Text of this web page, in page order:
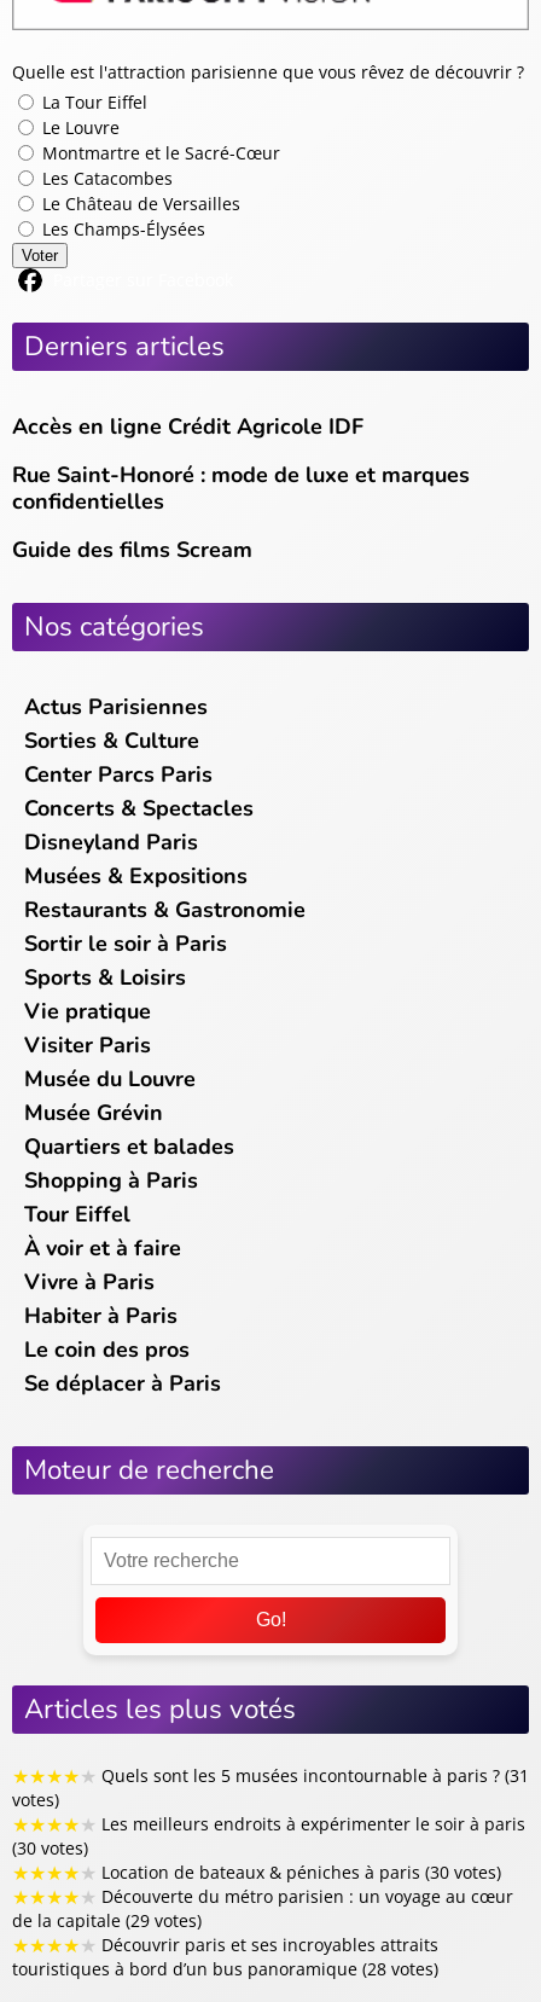
Quelle est l'attraction parisienne que vous rêvez de découvrir ?
La Tour Eiffel
Le Louvre
Montmartre et le Sacré-Cœur
Les Catacombes
Le Château de Versailles
Les Champs-Élysées
Voter
Derniers articles
Accès en ligne Crédit Agricole IDF
Rue Saint-Honoré : mode de luxe et marques
confidentielles
Guide des films Scream
Nos catégories
Actus Parisiennes
Sorties & Culture
Center Parcs Paris
Concerts & Spectacles
Disneyland Paris
Musées & Expositions
Restaurants & Gastronomie
Sortir le soir à Paris
Sports & Loisirs
Vie pratique
Visiter Paris
Musée du Louvre
Musée Grévin
Quartiers et balades
Shopping à Paris
Tour Eiffel
À voir et à faire
Vivre à Paris
Habiter à Paris
Le coin des pros
Se déplacer à Paris
Moteur de recherche
Go!
Articles les plus votés
★★★★★ Quels sont les 5 musées incontournable à paris ? (31
votes)
★★★★★ Les meilleurs endroits à expérimenter le soir à paris
(30 votes)
★★★★★ Location de bateaux & péniches à paris (30 votes)
★★★★★ Découverte du métro parisien : un voyage au cœur
de la capitale (29 votes)
★★★★★ Découvrir paris et ses incroyables attraits
touristiques à bord d’un bus panoramique (28 votes)